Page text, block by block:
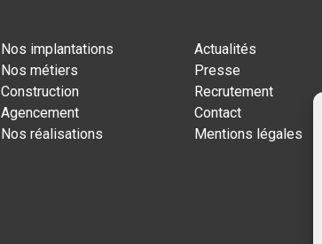
Nos implantations
Nos métiers
Construction
Agencement
Nos réalisations
Actualités
Presse
Recrutement
Contact
Mentions légales